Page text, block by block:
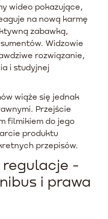
wideo pokazujące,
na nową karmę
zabawką,
Widzowie
rozwiązanie,
i studyjnej
wiąże się jednak
Przejście
filmikiem do jego
produktu
przepisów.
regulacje -
i prawa